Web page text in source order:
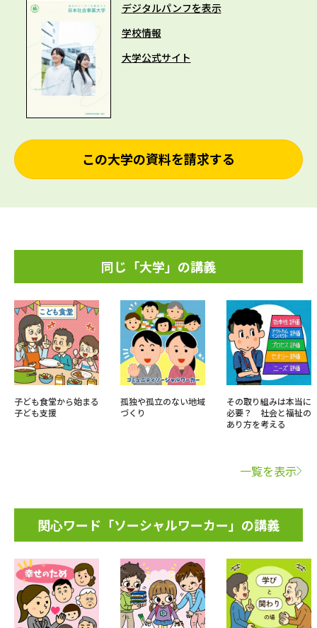
デジタルパンフを表示
学校情報
大学公式サイト
この大学の資料を請求する
同じ「大学」の講義
子ども食堂から始まる
子ども支援
孤独や孤立のない地域
づくり
その取り組みは本当に
必要？ 社会と福祉の
あり方を考える
一覧を表示
関心ワード「ソーシャルワーカー」の講義